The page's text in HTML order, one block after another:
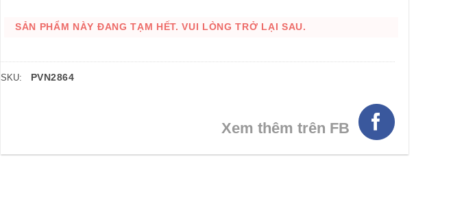
HÌNH THẬT
SẢN PHẨM NÀY ĐANG TẠM HẾT. VUI LÒNG TRỞ LẠI SAU.
SKU: PVN2864
Xem thêm trên FB